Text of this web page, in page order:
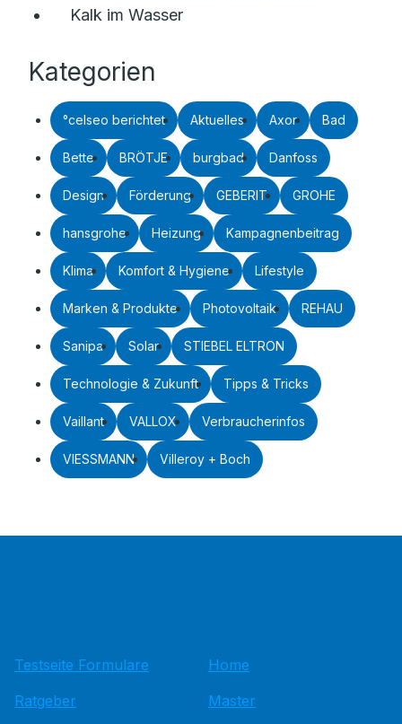
Kalk im Wasser
Kategorien
°celseo berichtet Aktuelles Axor Bad
Bette BRÖTJE burgbad Danfoss
Design Förderung GEBERIT GROHE
hansgrohe Heizung Kampagnenbeitrag
Klima Komfort & Hygiene Lifestyle
Marken & Produkte Photovoltaik REHAU
Sanipa Solar STIEBEL ELTRON
Technologie & Zukunft Tipps & Tricks
Vaillant VALLOX Verbraucherinfos
VIESSMANN Villeroy + Boch
Testseite Formulare
Ratgeber
Home
Master